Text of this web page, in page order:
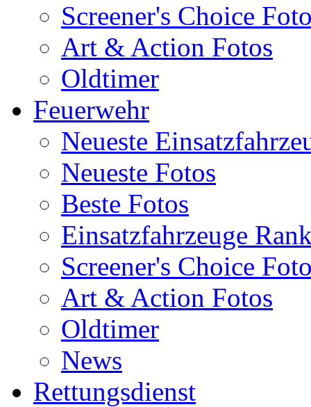
Screener's Choice
Art & Action Fotos
Oldtimer
Feuerwehr
Neueste
Neueste Fotos
Beste Fotos
Einsatzfahrzeuge
Screener's Choice
Art & Action Fotos
Oldtimer
News
Rettungsdienst